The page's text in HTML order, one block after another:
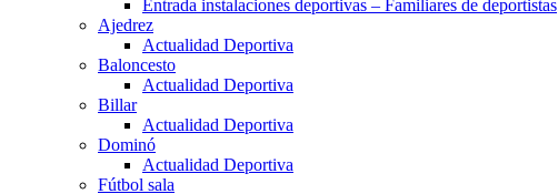
Entrada instalaciones deportivas – Familiares de deportistas
Ajedrez
Actualidad Deportiva
Baloncesto
Actualidad Deportiva
Billar
Actualidad Deportiva
Dominó
Actualidad Deportiva
Fútbol sala